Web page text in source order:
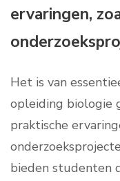
ervaringen,
Het is van
opleiding biologie
praktische
bieden studenten